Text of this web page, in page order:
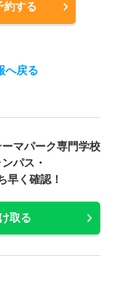
約する
へ戻る
マパーク専門学校
パス・
早く確認！
取る